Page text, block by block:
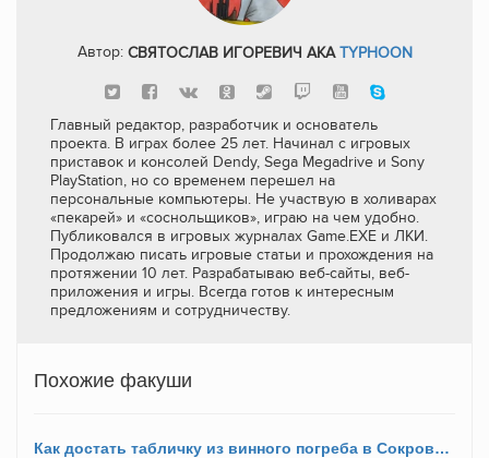
Автор: СВЯТОСЛАВ ИГОРЕВИЧ AKATYPHOON
Главный редактор, разработчик и основатель
проекта. В играх более 25 лет. Начинал с игровых
приставок и консолей Dendy, Sega Megadrive и Sony
PlayStation, но со временем перешел на
персональные компьютеры. Не участвую в холиварах
«пекарей» и «соснольщиков», играю на чем удобно.
Публиковался в игровых журналах Game.EXE и ЛКИ.
Продолжаю писать игровые статьи и прохождения на
протяжении 10 лет. Разрабатываю веб-сайты, веб-
приложения и игры. Всегда готов к интересным
предложениям и сотрудничеству.
Похожие факуши
Как достать табличку из винного погреба в Сокровищах Британии в Эссексе?